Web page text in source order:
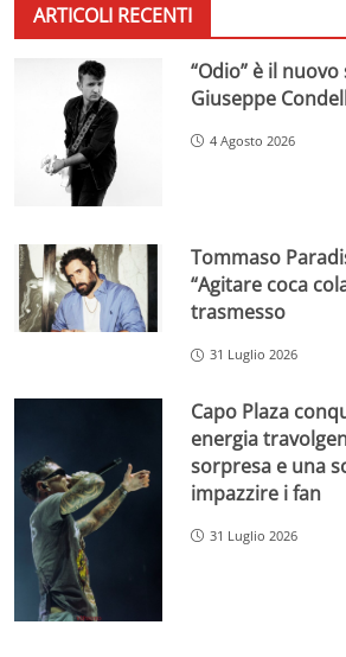
ARTICOLI RECENTI
“Odio” è il
Giuseppe
4 Agosto 2026
Tommaso
“Agitare coca
trasmesso
31 Luglio 2026
Capo Plaza
energia
sorpresa e una
impazzire i fan
31 Luglio 2026